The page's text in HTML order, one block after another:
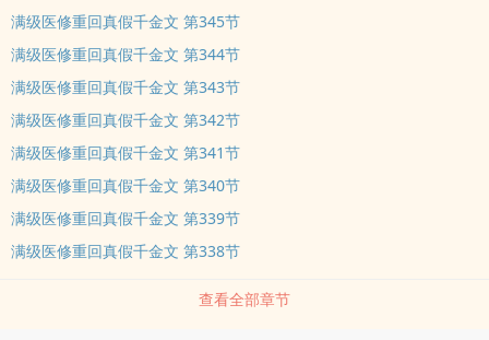
满级医修重回真假千金文 第345节
满级医修重回真假千金文 第344节
满级医修重回真假千金文 第343节
满级医修重回真假千金文 第342节
满级医修重回真假千金文 第341节
满级医修重回真假千金文 第340节
满级医修重回真假千金文 第339节
满级医修重回真假千金文 第338节
查看全部章节